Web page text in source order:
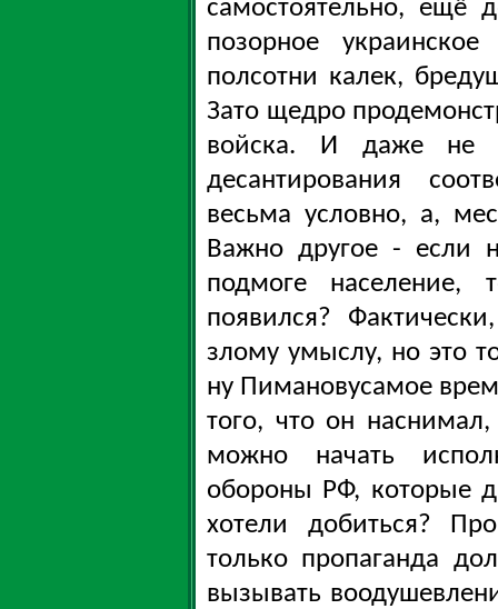
самостоятельно, ещё
позорное
полсотни калек,
Зато щедро
войска. И даже не
десантирования
весьма условно, а,
Важно другое - если
подмоге население,
появился?
злому умыслу, но это
ну Пимановусамое
того, что он
можно начать
обороны РФ, которые
хотели добиться?
только пропаганда
вызывать